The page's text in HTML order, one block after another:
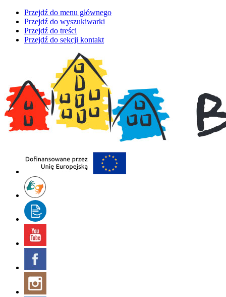
Przejdź do menu głównego
Przejdź do wyszukiwarki
Przejdź do treści
Przejdź do sekcji kontakt